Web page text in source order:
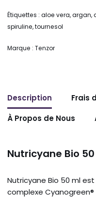
Étiquettes : aloe vera,argan,
spiruline,tournesol
Marque : Tenzor
Description
Frais
À Propos de Nous
Nutricyane Bio
Nutricyane Bio 50 ml
complexe